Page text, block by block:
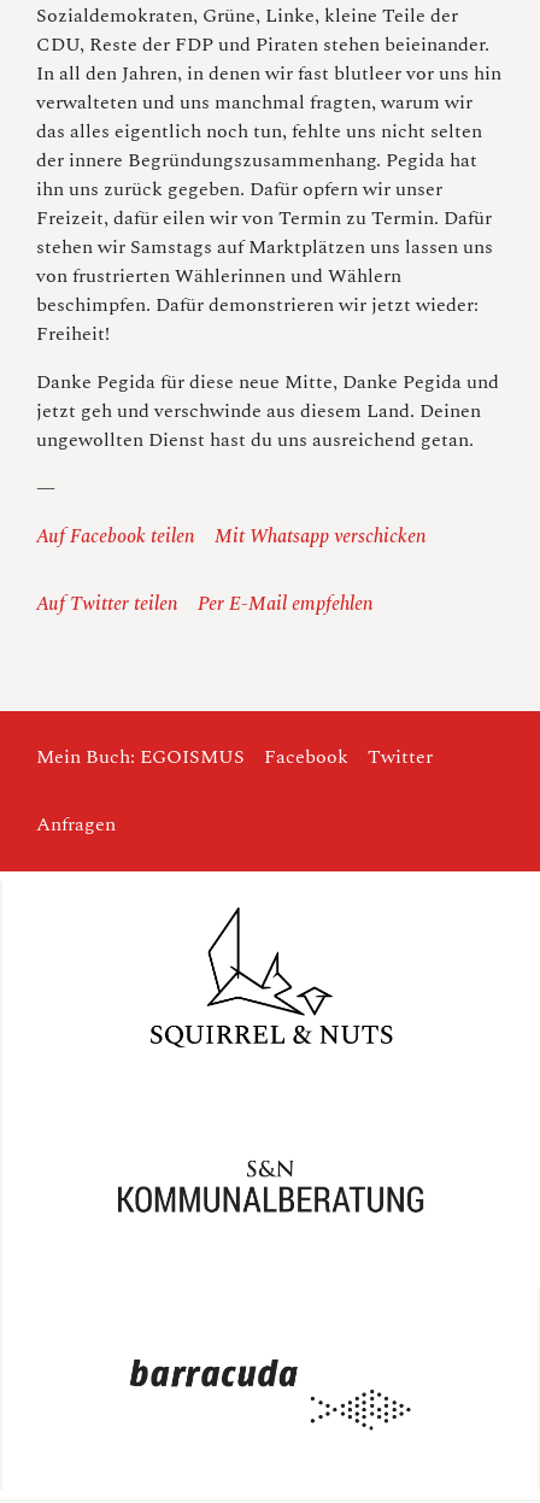
Sozialdemokraten, Grüne, Linke, kleine Teile der
CDU, Reste der FDP und Piraten stehen beieinander.
In all den Jahren, in denen wir fast blutleer vor uns hin
verwalteten und uns manchmal fragten, warum wir
das alles eigentlich noch tun, fehlte uns nicht selten
der innere Begründungszusammenhang. Pegida hat
ihn uns zurück gegeben. Dafür opfern wir unser
Freizeit, dafür eilen wir von Termin zu Termin. Dafür
stehen wir Samstags auf Marktplätzen uns lassen uns
von frustrierten Wählerinnen und Wählern
beschimpfen. Dafür demonstrieren wir jetzt wieder:
Freiheit!
Danke Pegida für diese neue Mitte, Danke Pegida und
jetzt geh und verschwinde aus diesem Land. Deinen
ungewollten Dienst hast du uns ausreichend getan.
—
Auf Facebook teilen
Mit Whatsapp verschicken
Auf Twitter teilen Per E-Mail empfehlen
Mein Buch: EGOISMUS Facebook Twitter
Anfragen